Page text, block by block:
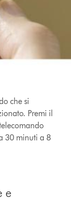
che si
Premi il
30 minuti a 8
e